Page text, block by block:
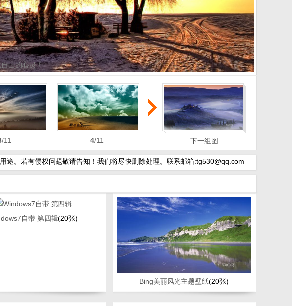
己的心灵！
/11 4/11 /11
下一组图
途。若有侵权问题敬请告知！我们将尽快删除处理。联系邮箱:tg530@qq.com
自带 第四辑(20张)
Bing美丽风光主题壁纸(20张)